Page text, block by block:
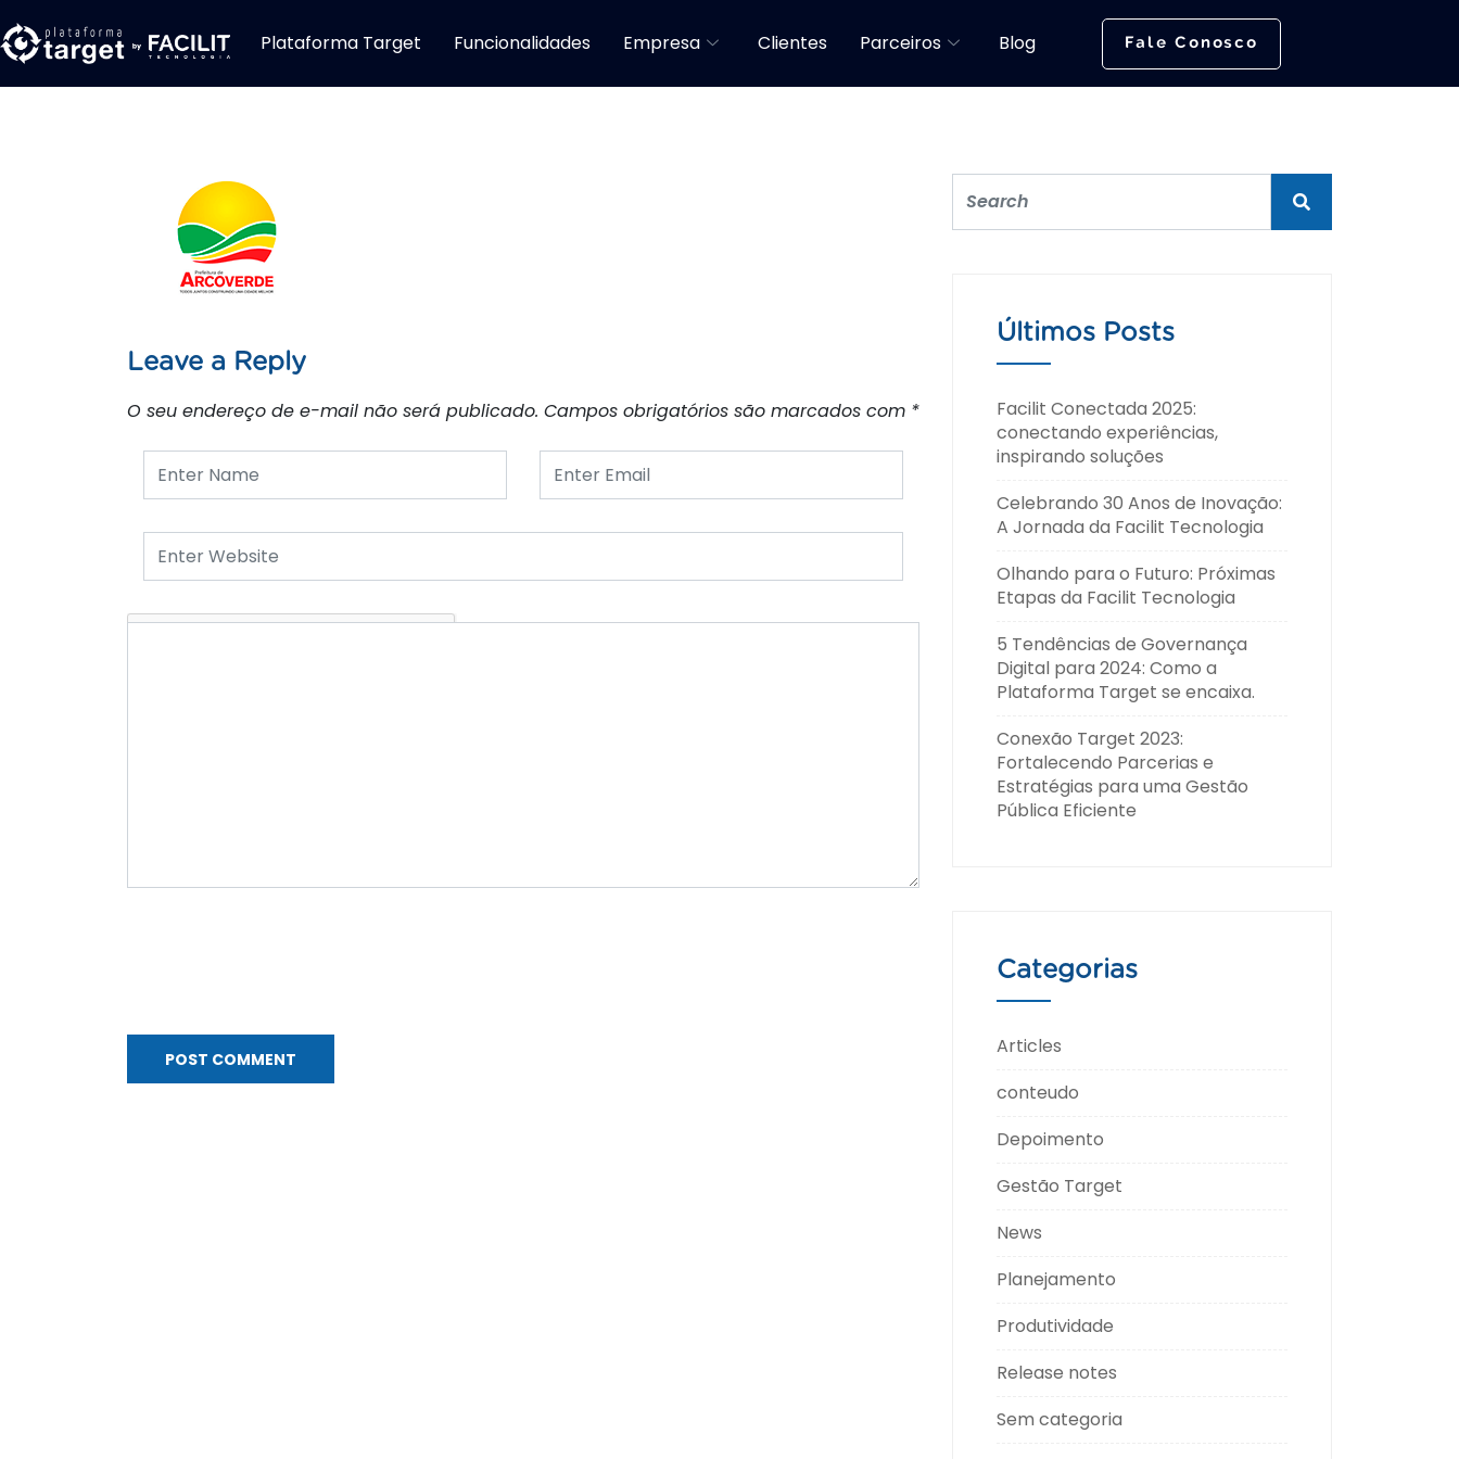
Plataforma Target Funcionalidades Empresa Clientes Parceiros Blog Fale Conosco
Leave a Reply
O seu endereço de e-mail não será publicado. Campos obrigatórios são marcados com *
Últimos Posts
Facilit Conectada 2025:
conectando experiências,
inspirando soluções
Celebrando 30 Anos de Inovação:
A Jornada da Facilit Tecnologia
Olhando para o Futuro: Próximas
Etapas da Facilit Tecnologia
5 Tendências de Governança
Digital para 2024: Como a
Plataforma Target se encaixa.
Conexão Target 2023:
Fortalecendo Parcerias e
Estratégias para uma Gestão
Pública Eficiente
Categorias
Articles
conteudo
Depoimento
Gestão Target
News
Planejamento
Produtividade
Release notes
Sem categoria